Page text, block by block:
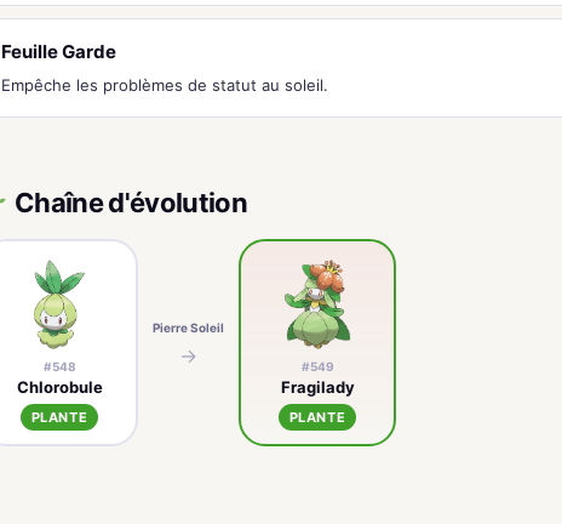
Feuille Garde
Empêche les problèmes de statut au soleil.
Chaîne d'évolution
#548
Chlorobule
PLANTE
Pierre Soleil
→ #549
Fragilady
PLANTE